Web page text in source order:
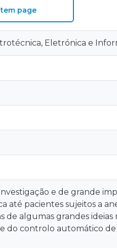
page
Eletrónica e
e de grande
até pacientes sujeitos a
de algumas grandes
do controlo automático de